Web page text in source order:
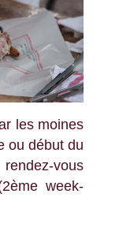
les moines
ou début du
vous
week-